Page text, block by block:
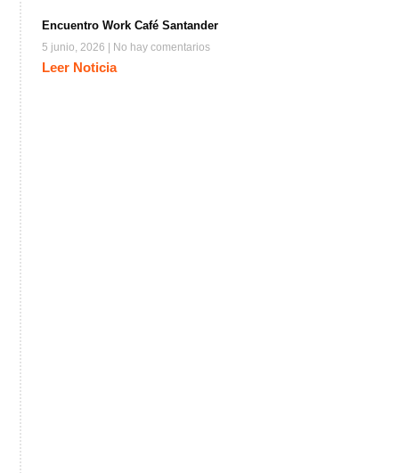
Encuentro Work Café Santander
5 junio, 2026 No hay comentarios
Leer Noticia